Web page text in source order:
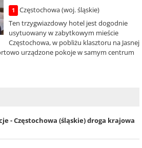
1
Częstochowa (woj. śląskie)
Ten trzygwiazdowy hotel jest dogodnie
usytuowany w zabytkowym mieście
Częstochowa, w pobliżu klasztoru na Jasnej
urządzone pokoje w samym centrum
- Częstochowa (śląskie) droga krajowa